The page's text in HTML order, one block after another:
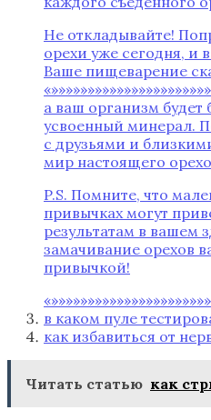
Не откладывайте!
орехи уже сегодня, и
Ваше пищеварение
а ваш организм будет
усвоенный минерал.
с друзьями и
мир настоящего
P.S. Помните, что
привычках могут
результатам в вашем
замачивание орехов
привычкой!
в каком пуле
как избавиться от
Читать статью как